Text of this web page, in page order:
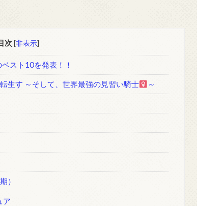
次 [非表示]
スト10を発表！！
生す ～そして、世界最強の見習い騎士 ～
）
ア